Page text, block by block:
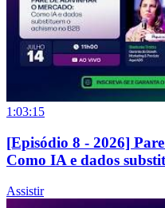
1:03:15
[Episódio 8 - 2026]
Como IA e dados
Assistir